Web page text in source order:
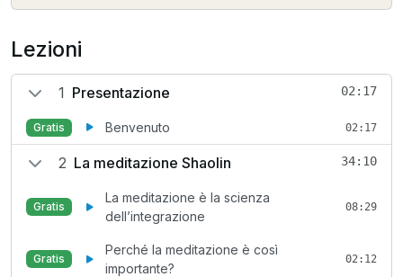
Lezioni
1 Presentazione 02:17
Gratis Benvenuto 02:17
2 La meditazione Shaolin 34:10
Gratis
La meditazione è la scienza
dell’integrazione
08:29
Gratis
Perché la meditazione è così
importante?
02:12